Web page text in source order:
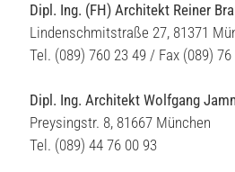
Dipl. Ing. (FH) Architekt Reiner
Lindenschmitstraße 27, 81371
Tel. (089) 760 23 49 / Fax (089) 76
Dipl. Ing. Architekt Wolfgang
Preysingstr. 8, 81667 München
Tel. (089) 44 76 00 93